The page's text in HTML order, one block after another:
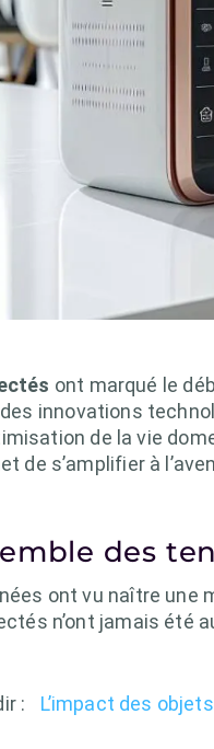
ont marqué le
innovations
de la vie
de s’amplifier à
des
ont vu naître une
n’ont jamais été
: L’impact des